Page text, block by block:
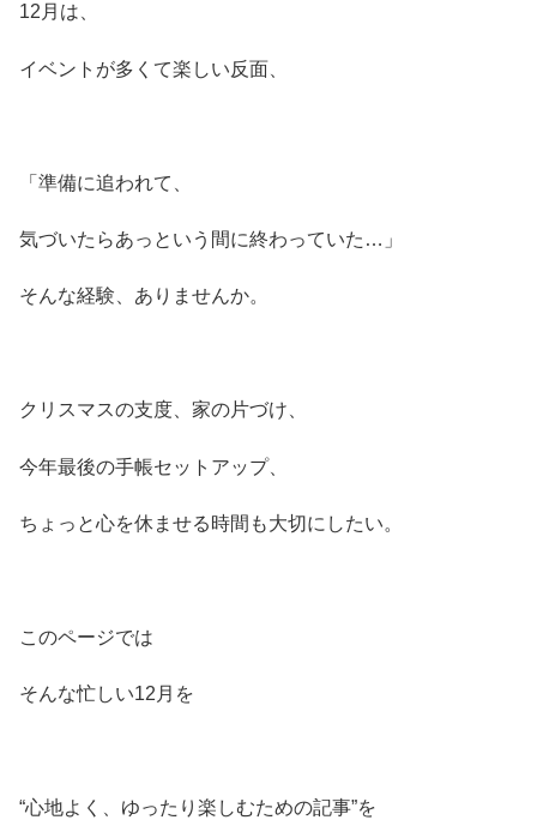
12月は、
イベントが多くて楽しい反面、
「準備に追われて、
気づいたらあっという間に終わっていた…」
そんな経験、ありませんか。
クリスマスの支度、家の片づけ、
今年最後の手帳セットアップ、
ちょっと心を休ませる時間も大切にしたい。
このページでは
そんな忙しい12月を
“心地よく、ゆったり楽しむための記事”を